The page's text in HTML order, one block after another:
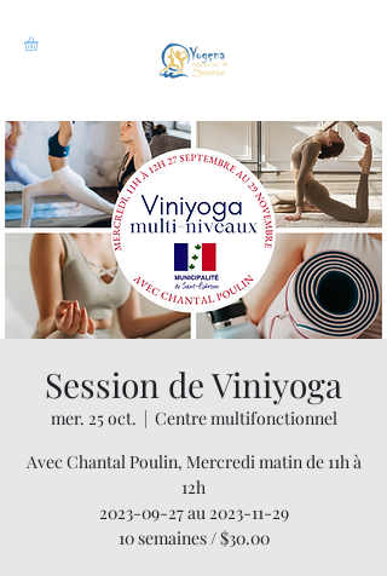
Session de Viniyoga
mer. 25 oct.
  |
Centre multifonctionnel
Avec Chantal Poulin, Mercredi matin de 11h à
12h
2023-09-27 au 2023-11-29
10 semaines / $30.00